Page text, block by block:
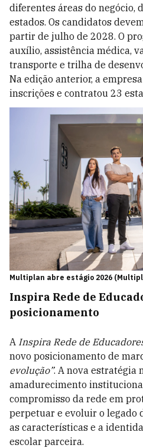
diferentes áreas do negócio,
estados. Os candidatos
partir de julho de 2028. O
auxílio, assistência médica,
transporte e trilha de
Na edição anterior, a
inscrições e contratou 23
Multiplan abre estágio 2026
Inspira Rede de
posicionamento
A Inspira Rede de
novo posicionamento de
evolução”. A nova estratégia
amadurecimento
compromisso da rede em
perpetuar e evoluir o legado
as características e a
escolar parceira.